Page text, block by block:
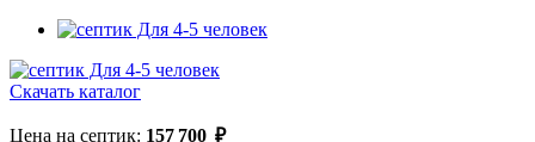
Скачать каталог
Цена на септик: 157 700 ₽